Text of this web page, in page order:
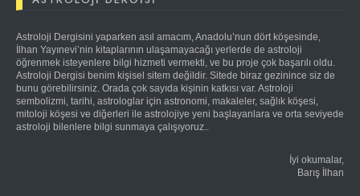
Astroloji Dergisini yaparken asıl amacım, Anadolu’nun dört köşesinde,
İlhan Yayınevi’nin kitaplarının ulaşamayacağı yerlerde de astroloji
öğrenmek isteyenlere bilgi hizmeti vermekti, ve bu proje çok başarılı oldu.
Astroloji Dergisi benim kişisel sitem değildir. Sitede biraz gezinince siz de
bunu görebilirsiniz. Orada çok sayıda kişinin katkısı var. Astroloji
sembolizmi, tarihi, astrologlar için astronomi, makaleler, sağlık köşesi,
mitoloji köşesi ve diğerleri ile astrolojiye yeni başlayanlara ve orta seviyede
astroloji bilenlere bilgi sunmaya çalışıyoruz..
İyi okumalar,
Barış İlhan